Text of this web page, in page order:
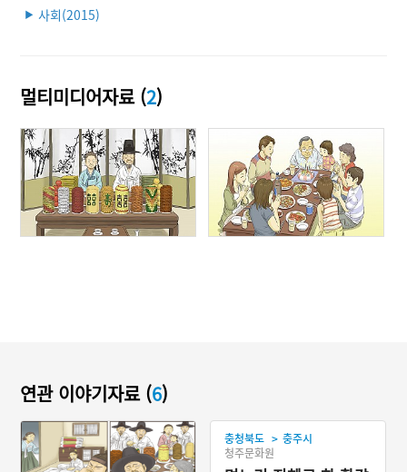
▶ 사회(2015)
멀티미디어자료 (2)
연관 이야기자료 (6)
충청북도 > 충주시
청주문화원